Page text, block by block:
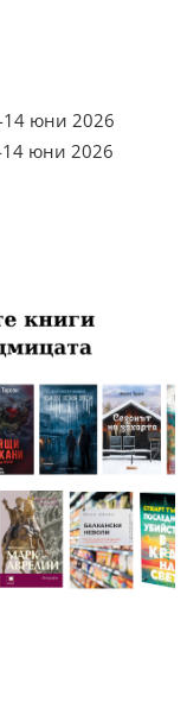
14 юни 2026
14 юни 2026